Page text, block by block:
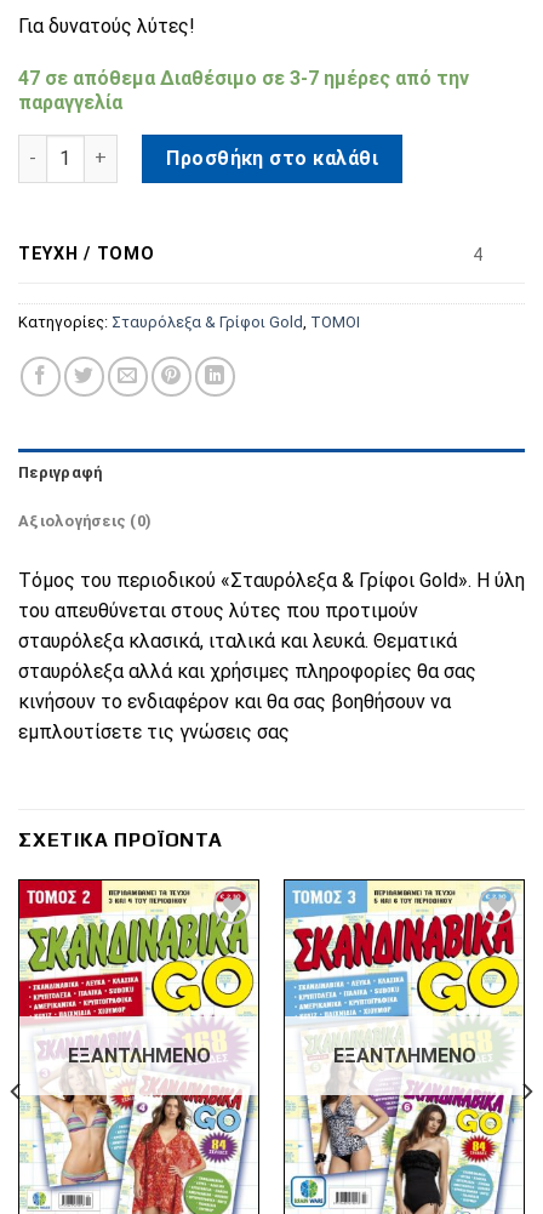
Για δυνατούς λύτες!
47 σε απόθεμα Διαθέσιμo σε 3-7 ημέρες από την
παραγγελία
Σταυρόλεξα & Γρίφοι Gold Τόμος 50 ποσότητα
Προσθήκη στο καλάθι
ΤΕΎΧΗ / ΤΌΜΟ 4
Κατηγορίες: Σταυρόλεξα & Γρίφοι Gold, ΤΟΜΟΙ
Περιγραφή
Αξιολογήσεις (0)
Τόμος του περιοδικού «Σταυρόλεξα & Γρίφοι Gold». Η ύλη
του απευθύνεται στους λύτες που προτιμούν
σταυρόλεξα κλασικά, ιταλικά και λευκά. Θεματικά
σταυρόλεξα αλλά και χρήσιμες πληροφορίες θα σας
κινήσουν το ενδιαφέρον και θα σας βοηθήσουν να
εμπλουτίσετε τις γνώσεις σας
ΣΧΕΤΙΚΆ ΠΡΟΪΌΝΤΑ
Πρόσθήκη
στην λίστα
επιθυμιών
ΕΞΑΝΤΛΗΜΈΝΟ
Πρόσθήκη
στην λίστα
επιθυμιών
ΕΞΑΝΤΛΗΜΈΝΟ